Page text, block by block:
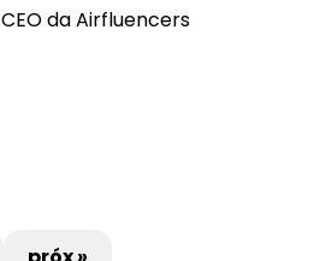
CEO da Airfluencers